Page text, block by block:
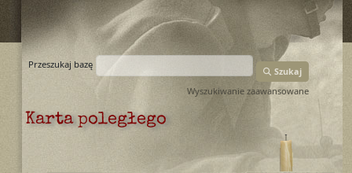
Przeszukaj bazę
Szukaj
Wyszukiwanie zaawansowane
Karta poległego